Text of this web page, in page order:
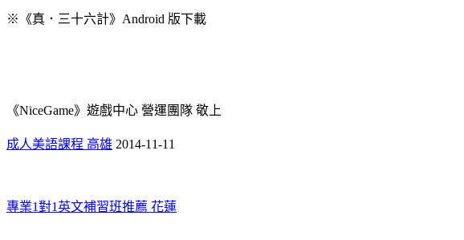
※《真．三十六計》Android 版下載
《NiceGame》遊戲中心 營運團隊 敬上
成人美語課程 高雄 2014-11-11
專業1對1英文補習班推薦 花蓮